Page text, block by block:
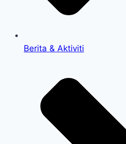
Berita & Aktiviti